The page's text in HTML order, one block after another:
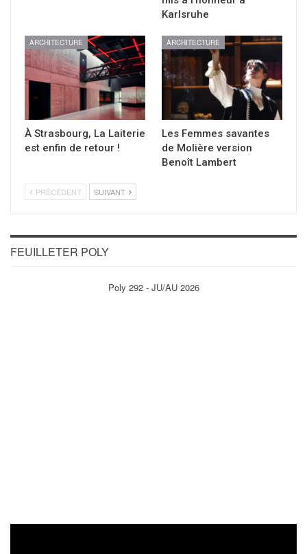
Karlsruhe
ARCHITECTURE
À Strasbourg, La Laiterie
est enfin de retour !
ARCHITECTURE
Les Femmes savantes
de Molière version
Benoît Lambert
PRÉCÉDENT SUIVANT
FEUILLETER POLY
Poly 292 - JU/AU 2026